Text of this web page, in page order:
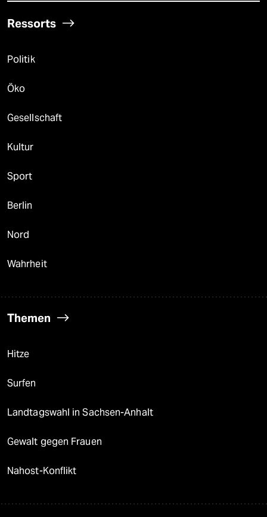
Ressorts
Politik
Öko
Gesellschaft
Kultur
Sport
Berlin
Nord
Wahrheit
Themen
Hitze
Surfen
Landtagswahl in Sachsen-Anhalt
Gewalt gegen Frauen
Nahost-Konflikt